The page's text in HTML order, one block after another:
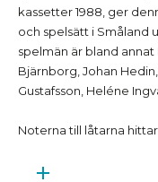
kassetter 1988, ger
och spelsätt i Småland
spelmän är bland
Bjärnborg, Johan
Gustafsson, Heléne
Noterna till låtarna